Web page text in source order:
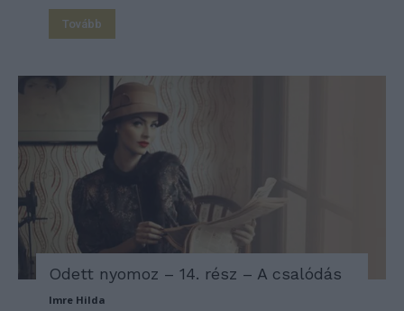
Tovább
Odett nyomoz – 14. rész – A csalódás
Imre Hilda